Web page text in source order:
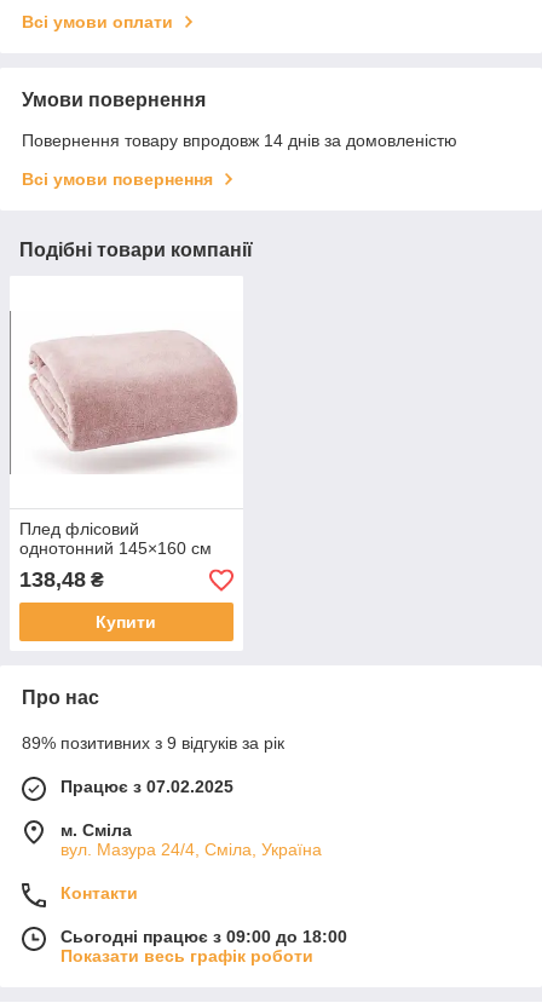
Всі умови оплати
Умови повернення
Повернення товару впродовж 14 днів за домовленістю
Всі умови повернення
Подібні товари компанії
Плед флісовий
однотонний 145×160 см
138,48 ₴
Купити
Про нас
89% позитивних з 9 відгуків за рік
Працює з 07.02.2025
м. Сміла
вул. Мазура 24/4, Сміла, Україна
Контакти
Сьогодні працює з 09:00 до 18:00
Показати весь графік роботи